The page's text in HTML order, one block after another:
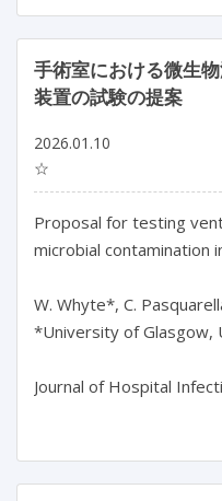
手術室における微生
装置の試験の提案
2026.01.10
☆
Proposal for testing
microbial contamination
W. Whyte*, C.
*University of Glasgow,
Journal of Hospital